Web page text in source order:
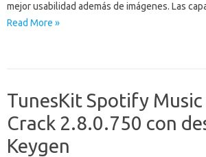
mejor usabilidad además de imágenes. Las
Read More »
TunesKit Spotify
Crack 2.8.0.750 con
Keygen